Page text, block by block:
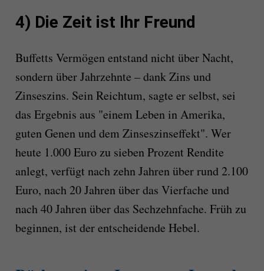
4) Die Zeit ist Ihr Freund
Buffetts Vermögen entstand nicht über Nacht,
sondern über Jahrzehnte – dank Zins und
Zinseszins. Sein Reichtum, sagte er selbst, sei
das Ergebnis aus "einem Leben in Amerika,
guten Genen und dem Zinseszinseffekt". Wer
heute 1.000 Euro zu sieben Prozent Rendite
anlegt, verfügt nach zehn Jahren über rund 2.100
Euro, nach 20 Jahren über das Vierfache und
nach 40 Jahren über das Sechzehnfache. Früh zu
beginnen, ist der entscheidende Hebel.